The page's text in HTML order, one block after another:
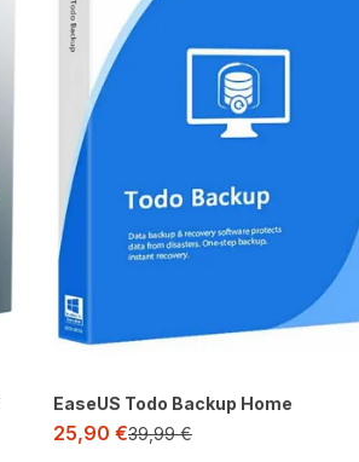
EaseUS Todo Backup Home
25,90 €39,99€